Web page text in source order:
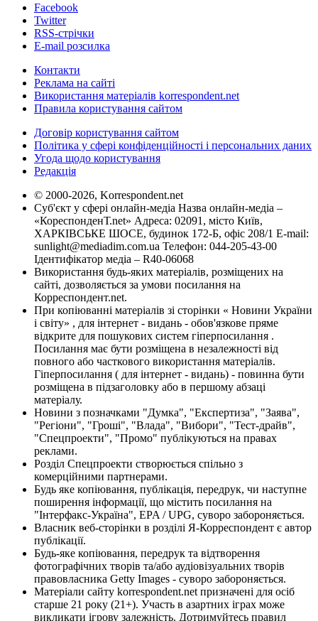
Facebook
Twitter
RSS-стрічки
E-mail розсилка
Контакти
Реклама на сайті
Використання матеріалів korrespondent.net
Правила користування сайтом
Договір користування сайтом
Політика у сфері конфіденційності і персональних даних
Угода щодо користування
Редакція
© 2000-2026, Korrespondent.net
Суб'єкт у сфері онлайн-медіа Назва онлайн-медіа –
«КореспонденТ.net» Адреса: 02091, місто Київ,
ХАРКІВСЬКЕ ШОСЕ, будинок 172-Б, офіс 208/1 E-mail:
sunlight@mediadim.com.ua Телефон: 044-205-43-00
Ідентифікатор медіа – R40-06068
Використання будь-яких матеріалів, розміщених на
сайті, дозволяється за умови посилання на
Корреспондент.net.
При копіюванні матеріалів зі сторінки « Новини України
і світу» , для інтернет - видань - обов'язкове пряме
відкрите для пошукових систем гіперпосилання .
Посилання має бути розміщена в незалежності від
повного або часткового використання матеріалів.
Гіперпосилання ( для інтернет - видань) - повинна бути
розміщена в підзаголовку або в першому абзаці
матеріалу.
Новини з позначками "Думка", "Експертиза", "Заява",
"Регіони", "Гроші", "Влада", "Вибори", "Тест-драйв",
"Спецпроекти", "Промо" публікуються на правах
реклами.
Розділ Спецпроекти створюється спільно з
комерційними партнерами.
Будь яке копіювання, публікація, передрук, чи наступне
поширення інформації, що містить посилання на
"Інтерфакс-Україна", EPA / UPG, суворо забороняється.
Власник веб-сторінки в розділі Я-Корреспондент є автор
публікації.
Будь-яке копіювання, передрук та відтворення
фотографічних творів та/або аудіовізуальних творів
правовласника Getty Images - суворо забороняється.
Матеріали сайту korrespondent.net призначені для осіб
старше 21 року (21+). Участь в азартних іграх може
викликати ігрову залежність. Дотримуйтесь правил